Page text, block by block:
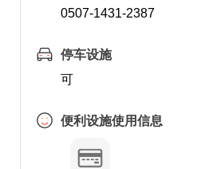
0507-1431-2387
停车设施
可
便利设施使用信息